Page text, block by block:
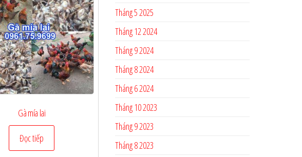
Gà mía lai
Đọc tiếp
Tháng 5 2025
Tháng 12 2024
Tháng 9 2024
Tháng 8 2024
Tháng 6 2024
Tháng 10 2023
Tháng 9 2023
Tháng 8 2023